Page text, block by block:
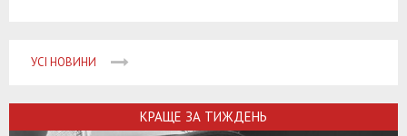
УСІ НОВИНИ
КРАЩЕ ЗА ТИЖДЕНЬ